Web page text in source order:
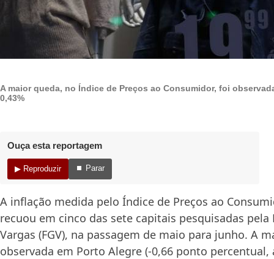
A maior queda, no Índice de Preços ao Consumidor, foi
0,43%
Ouça esta reportagem
▶ Reproduzir ⏹ Parar
A inflação medida pelo Índice de Preços ao
recuou em cinco das sete capitais pesquisadas pela
Vargas (FGV), na passagem de maio para junho. A
observada em Porto Alegre (-0,66 ponto percentual,